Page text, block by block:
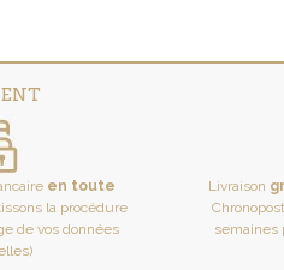
en toute
la procédure
de vos données
Livraison
semaines